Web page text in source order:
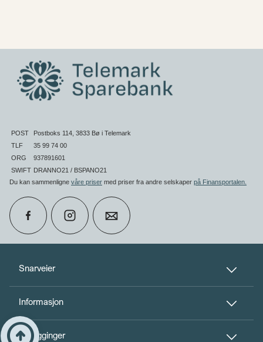
Snarveier
Informasjon
Innlogginger
POST
Postboks 114, 3833 Bø i Telemark
TLF
35 99 74 00
ORG
937891601
SWIFT DRANNO21 / BSPANO21
Du kan sammenligne våre priser med priser fra andre selskaper på Finansportalen